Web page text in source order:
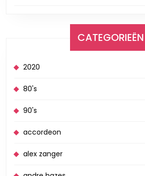
CATEGORIEËN
2020
80's
90's
accordeon
alex zanger